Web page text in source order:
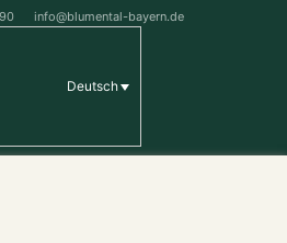
info@blumental-bayern.de
Deutsch